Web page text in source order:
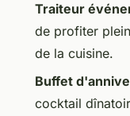
Traiteur
de profiter
de la cuisine.
Buffet
cocktail